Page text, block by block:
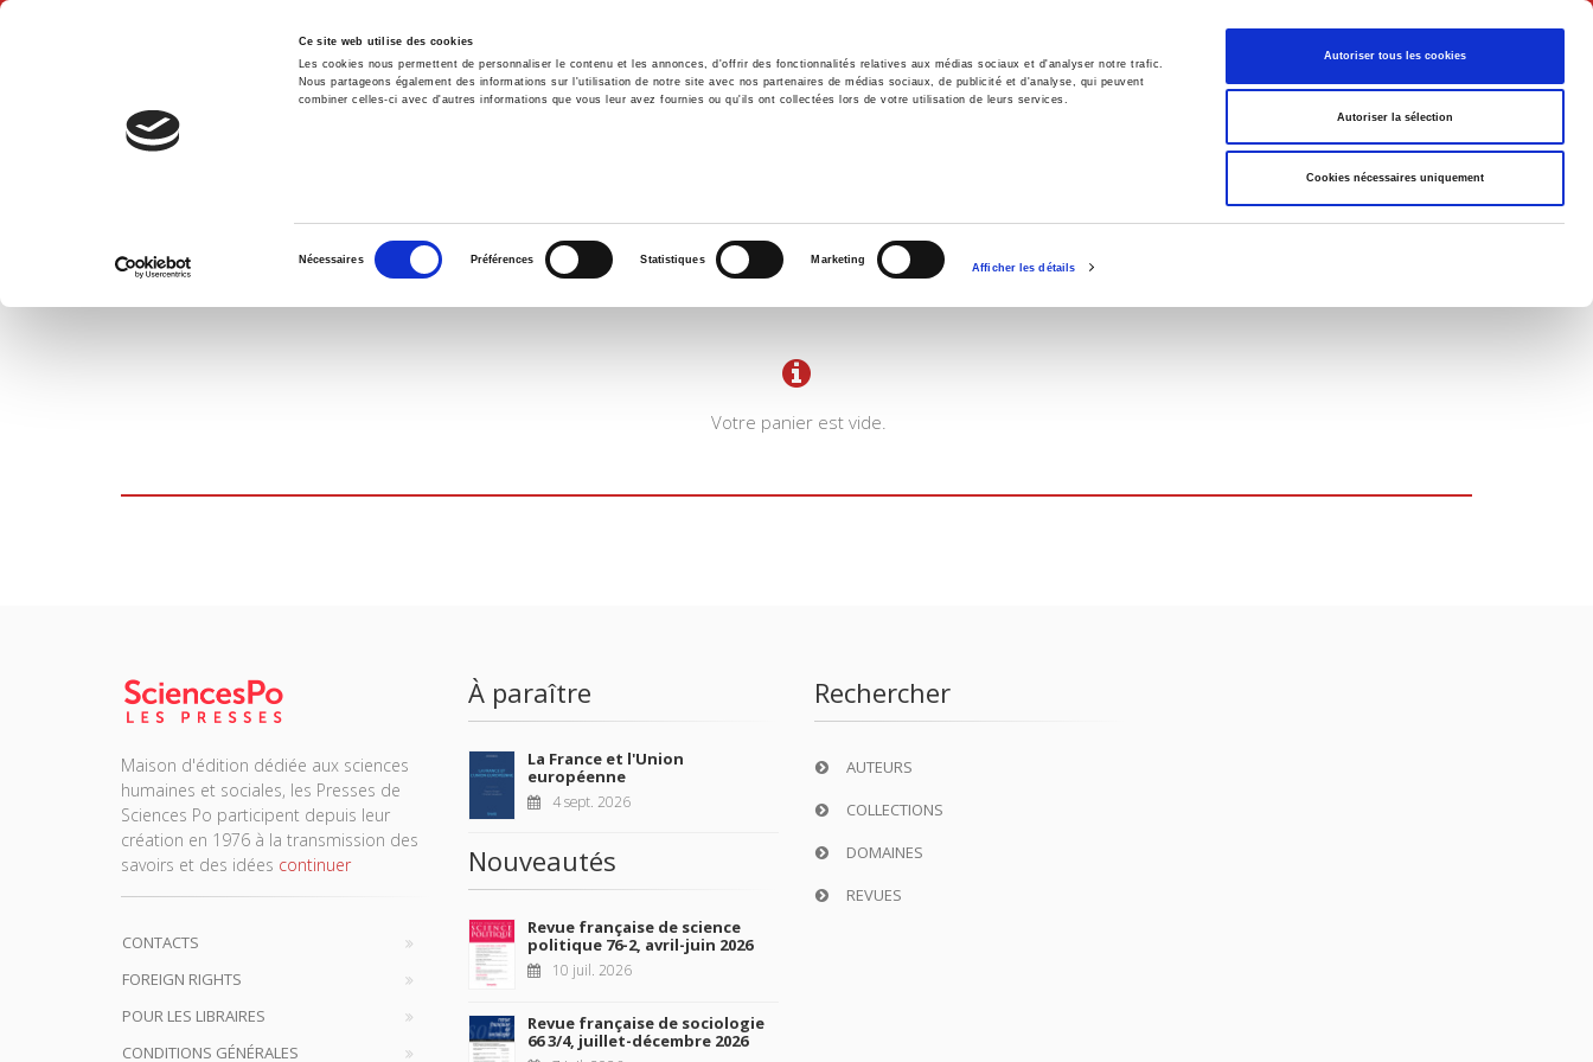
Ce site web utilise des cookies
Les cookies nous permettent de personnaliser le contenu et les annonces, d'offrir des fonctionnalités relatives aux médias sociaux et d'analyser notre trafic.
Nous partageons également des informations sur l'utilisation de notre site avec nos partenaires de médias sociaux, de publicité et d'analyse, qui peuvent
combiner celles-ci avec d'autres informations que vous leur avez fournies ou qu'ils ont collectées lors de votre utilisation de leurs services.
consentement
Nécessaires Préférences Statistiques Marketing
Afficher les détails
Autoriser tous les cookies
Autoriser la sélection
Cookies nécessaires uniquement
Français
Accueil Environnement Histoire International
PANIER D'ACHATS
Votre panier est vide.
Maison d'édition dédiée aux sciences
humaines et sociales, les Presses de
Sciences Po participent depuis leur
création en 1976 à la transmission des
savoirs et des idées continuer
CONTACTS
FOREIGN RIGHTS
POUR LES LIBRAIRES
CONDITIONS GÉNÉRALES
À paraître
La France et l'Union
européenne
4 sept. 2026
Nouveautés
Revue française de science
politique 76-2, avril-juin 2026
10 juil. 2026
Revue française de sociologie
66 3/4, juillet-décembre 2026
Rechercher
AUTEURS
COLLECTIONS
DOMAINES
REVUES